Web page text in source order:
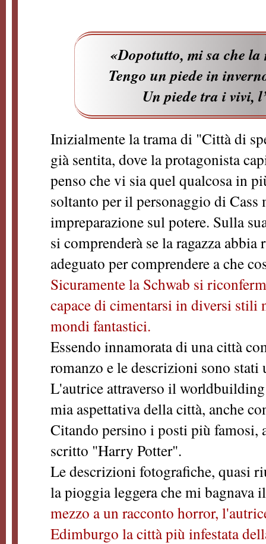
«Dopotutto, mi sa che
Tengo un piede in
Un piede tra i vivi,
Inizialmente la trama di "Città di
già sentita, dove la protagonista
penso che vi sia quel qualcosa in
soltanto per il personaggio di Cass
impreparazione sul potere. Sulla
si comprenderà se la ragazza
adeguato per comprendere a che
Sicuramente la Schwab si
capace di cimentarsi in diversi stili
mondi fantastici.
Essendo innamorata di una città
romanzo e le descrizioni sono stati
L'autrice attraverso il
mia aspettativa della città, anche
Citando persino i posti più famosi,
scritto "Harry Potter".
Le descrizioni fotografiche, quasi
la pioggia leggera che mi bagnava
mezzo a un racconto horror,
Edimburgo la città più infestata